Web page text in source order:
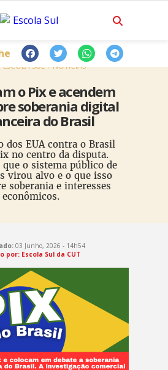
ESCOLA SUL NOTÍCIAS
o Pix e acendem
soberania digital
do Brasil
dos EUA contra o Brasil
no centro da disputa.
o sistema público de
virou alvo e o que isso
soberania e interesses
econômicos.
03 Junho, 2026 - 14h54
por: Escola Sul da CUT